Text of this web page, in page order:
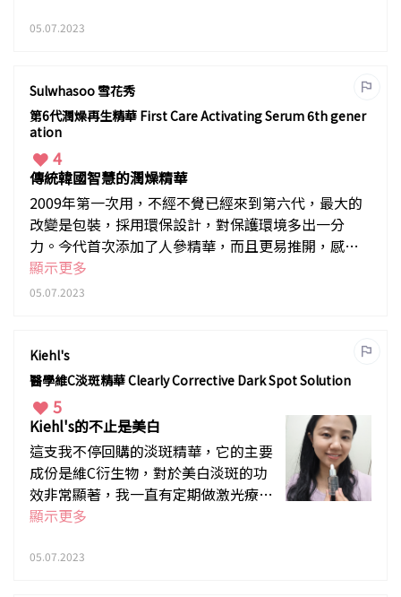
膚自生的免疫力，幫助皮膚自我修復，
紋同時減淡了,真的是買到賺到了
05.07.2023
Sulwhasoo 雪花秀
第6代潤燥再生精華 First Care Activating Serum 6th gener
ation
4
傳統韓國智慧的潤燥精華
2009年第一次用，不經不覺已經來到第六代，最大的
改變是包裝，採用環保設計，對保護環境多出一分
力。今代首次添加了人參精華，而且更易推開，感覺
瞬間已吸入肌底，洗面後，立即使用，後續的護膚品
會更易吸收，喜歡傳統韓方護膚品的不容錯過。
顯示更多
05.07.2023
Kiehl's
醫學維C淡斑精華 Clearly Corrective Dark Spot Solution
5
Kiehl's的不止是美白
這支我不停回購的淡斑精華，它的主要
成份是維C衍生物，對於美白淡斑的功
效非常顯著，我一直有定期做激光療
程，另外我就是靠它來維持我皮膚的亮
衰老的玻色因成份，而且濃度不低，所
顯示更多
05.07.2023